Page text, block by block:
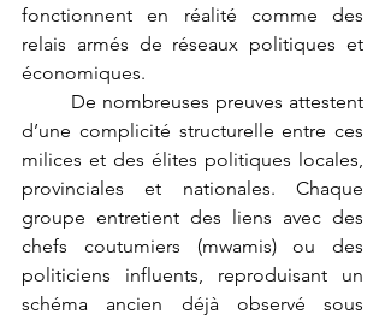
fonctionnent en réalité comme des
relais armés de réseaux politiques et
économiques.
d’une complicité structurelle entre ces
milices et des élites politiques locales,
provinciales et nationales. Chaque
groupe entretient des liens avec des
chefs coutumiers (mwamis) ou des
politiciens influents, reproduisant un
schéma ancien déjà observé sous